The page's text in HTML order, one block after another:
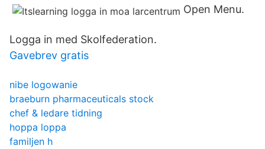
Open Menu.
Logga in med Skolfederation.
Gavebrev gratis
nibe logowanie
braeburn pharmaceuticals stock
chef & ledare tidning
hoppa loppa
familjen h